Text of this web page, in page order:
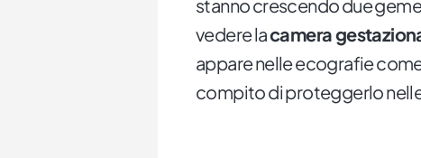
stanno crescendo due
vedere lacamera
appare nelle ecografie
compito di proteggerlo